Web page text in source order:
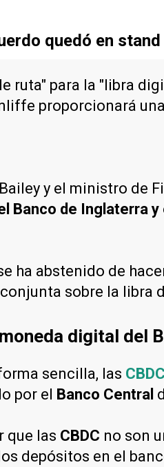
quedó en
ruta" para la "libra
proporcionará
y el ministro de
Banco de Inglaterra
ha abstenido de
sobre la libra
digital del
sencilla, las CBDC
por el Banco Central
que las CBDC no son
depósitos en el